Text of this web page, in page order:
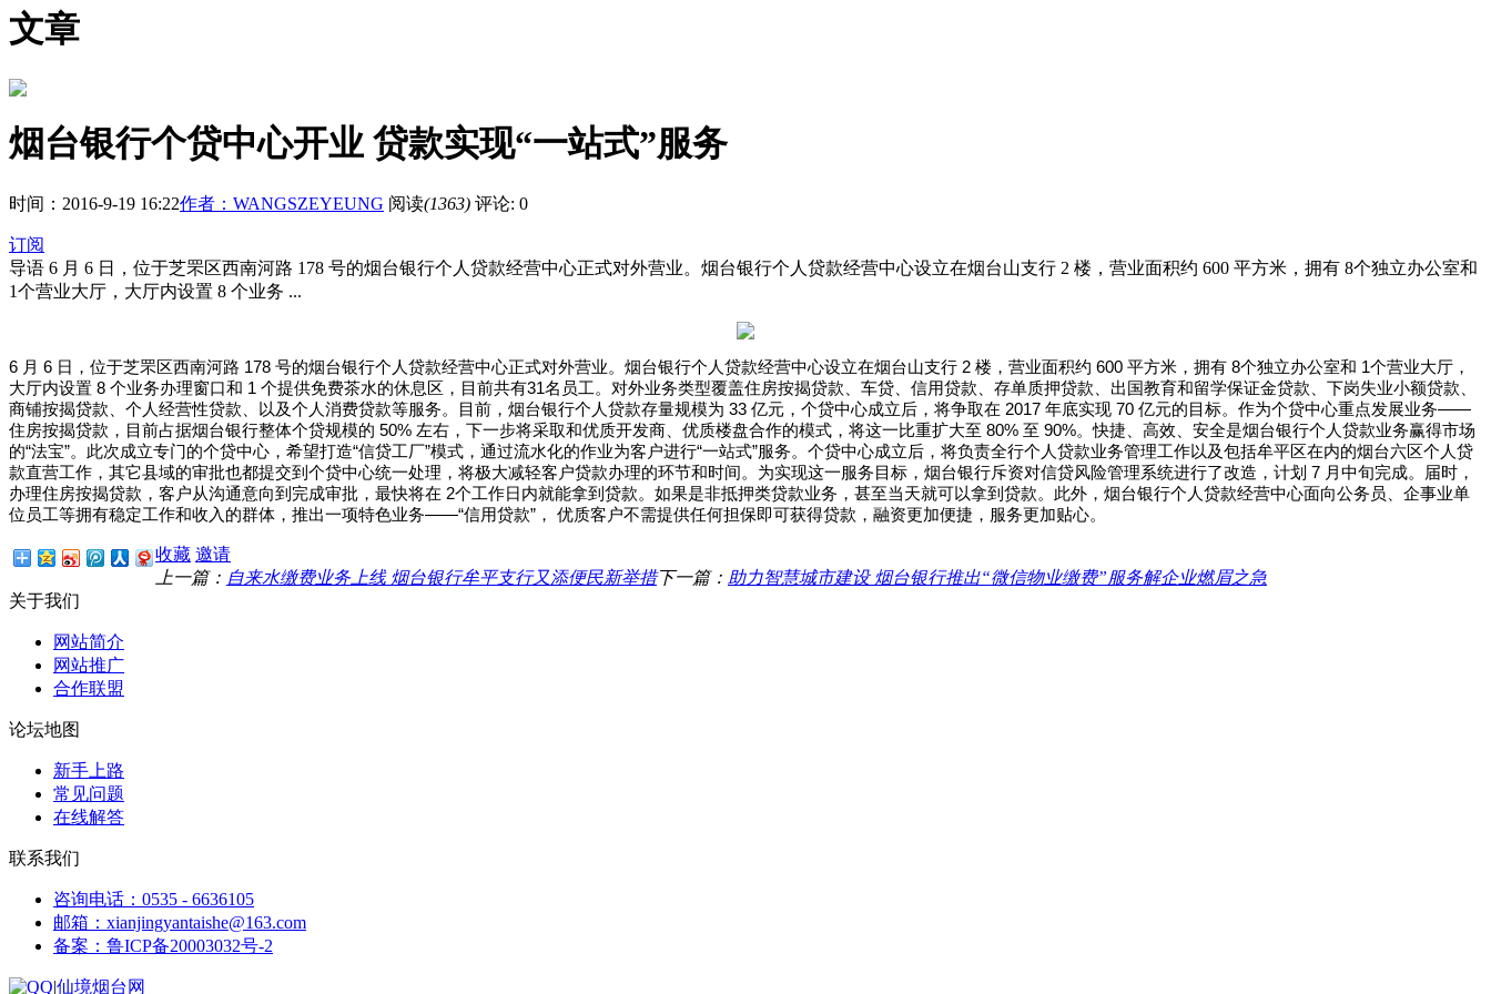
文章
烟台银行个贷中心开业 贷款实现“一站式”服务
时间：2016-9-19 16:22作者：WANGSZEYEUNG 阅读(1363) 评论: 0
订阅
导语 6 月 6 日，位于芝罘区西南河路 178 号的烟台银行个人贷款经营中心正式对外营业。烟台银行个人贷款经营中心设立在烟台山支行 2 楼，营业面积约 600 平方米，拥有 8个独立办公室和
1个营业大厅，大厅内设置 8 个业务 ...
6 月 6 日，位于芝罘区西南河路 178 号的烟台银行个人贷款经营中心正式对外营业。烟台银行个人贷款经营中心设立在烟台山支行 2 楼，营业面积约 600 平方米，拥有 8个独立办公室和 1个营业大厅，
大厅内设置 8 个业务办理窗口和 1 个提供免费茶水的休息区，目前共有31名员工。对外业务类型覆盖住房按揭贷款、车贷、信用贷款、存单质押贷款、出国教育和留学保证金贷款、下岗失业小额贷款、
商铺按揭贷款、个人经营性贷款、以及个人消费贷款等服务。目前，烟台银行个人贷款存量规模为 33 亿元，个贷中心成立后，将争取在 2017 年底实现 70 亿元的目标。作为个贷中心重点发展业务——
住房按揭贷款，目前占据烟台银行整体个贷规模的 50% 左右，下一步将采取和优质开发商、优质楼盘合作的模式，将这一比重扩大至 80% 至 90%。快捷、高效、安全是烟台银行个人贷款业务赢得市场
的“法宝”。此次成立专门的个贷中心，希望打造“信贷工厂”模式，通过流水化的作业为客户进行“一站式”服务。个贷中心成立后，将负责全行个人贷款业务管理工作以及包括牟平区在内的烟台六区个人贷
款直营工作，其它县域的审批也都提交到个贷中心统一处理，将极大减轻客户贷款办理的环节和时间。为实现这一服务目标，烟台银行斥资对信贷风险管理系统进行了改造，计划 7 月中旬完成。届时，
办理住房按揭贷款，客户从沟通意向到完成审批，最快将在 2个工作日内就能拿到贷款。如果是非抵押类贷款业务，甚至当天就可以拿到贷款。此外，烟台银行个人贷款经营中心面向公务员、企事业单
位员工等拥有稳定工作和收入的群体，推出一项特色业务——“信用贷款”，
优质客户不需提供任何担保即可获得贷款，融资更加便捷，服务更加贴心。
收藏 邀请
上一篇： 自来水缴费业务上线 烟台银行牟平支行又添便民新举措下一篇： 助力智慧城市建设 烟台银行推出“微信物业缴费”服务解企业燃眉之急
关于我们
网站简介
网站推广
合作联盟
论坛地图
新手上路
常见问题
在线解答
联系我们
咨询电话：0535 - 6636105
邮箱：xianjingyantaishe@163.com
备案：鲁ICP备20003032号-2
|仙境烟台网